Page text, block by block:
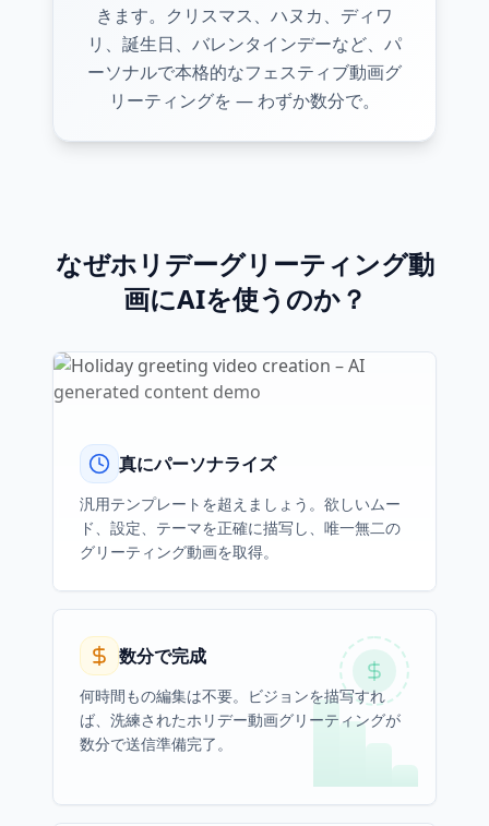
きます。クリスマス、ハヌカ、ディワ
リ、誕生日、バレンタインデーなど、パ
ーソナルで本格的なフェスティブ動画グ
リーティングを — わずか数分で。
なぜホリデーグリーティング動
画にAIを使うのか？
真にパーソナライズ
汎用テンプレートを超えましょう。欲しいムー
ド、設定、テーマを正確に描写し、唯一無二の
グリーティング動画を取得。
数分で完成
何時間もの編集は不要。ビジョンを描写すれ
ば、洗練されたホリデー動画グリーティングが
数分で送信準備完了。